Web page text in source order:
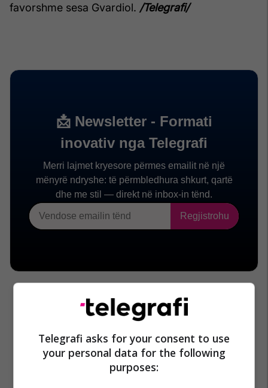
favorshme sesa Gvardiol. /Telegrafi/
Telegrafi asks for your consent to use
your personal data for the following
purposes: